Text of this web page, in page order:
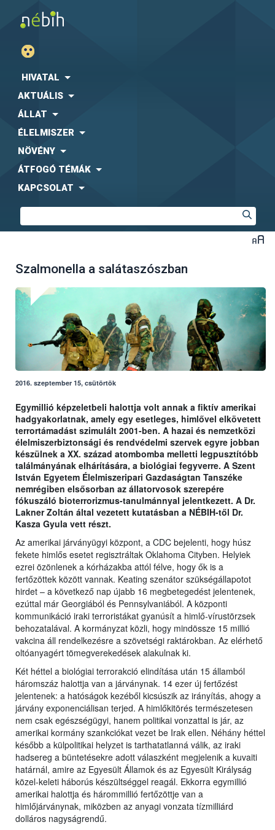
HIVATAL
AKTUÁLIS
ÁLLAT
ÉLELMISZER
NÖVÉNY
ÁTFOGÓ TÉMÁK
KAPCSOLAT
Szalmonella a salátaszószban
2016. szeptember 15, csütörtök
Egymillió képzeletbeli halottja volt annak a fiktív amerikai
hadgyakorlatnak, amely egy esetleges, himlővel elkövetett
terrortámadást szimulált 2001-ben. A hazai és nemzetközi
élelmiszerbiztonsági és rendvédelmi szervek egyre jobban
készülnek a XX. század atombomba melletti legpusztítóbb
találmányának elhárítására, a biológiai fegyverre. A Szent
István Egyetem Élelmiszeripari Gazdaságtan Tanszéke
nemrégiben elsősorban az állatorvosok szerepére
fókuszáló bioterrorizmus-tanulmánnyal jelentkezett. A Dr.
Lakner Zoltán által vezetett kutatásban a NÉBIH-től Dr.
Kasza Gyula vett részt.
Az amerikai járványügyi központ, a CDC bejelenti, hogy húsz
fekete himlős esetet regisztráltak Oklahoma Cityben. Helyiek
ezrei özönlenek a kórházakba attól félve, hogy ők is a
fertőzöttek között vannak. Keating szenátor szükségállapotot
hirdet – a következő nap újabb 16 megbetegedést jelentenek,
ezúttal már Georgiából és Pennsylvaniából. A központi
kommunikáció iraki terroristákat gyanúsít a himlő-vírustörzsek
behozatalával. A kormányzat közli, hogy mindössze 15 millió
vakcina áll rendelkezésre a szövetségi raktárokban. Az elérhető
oltóanyagért tömegverekedések alakulnak ki.
Két héttel a biológiai terrorakció elindítása után 15 államból
háromszáz halottja van a járványnak. 14 ezer új fertőzést
jelentenek: a hatóságok kezéből kicsúszik az irányítás, ahogy a
járvány exponenciálisan terjed. A himlőkitörés természetesen
nem csak egészségügyi, hanem politikai vonzattal is jár, az
amerikai kormány szankciókat vezet be Irak ellen. Néhány héttel
később a külpolitikai helyzet is tarthatatlanná válik, az iraki
hadsereg a büntetésekre adott válaszként megjelenik a kuvaiti
határnál, amire az Egyesült Államok és az Egyesült Királyság
közel-keleti háborús készültséggel reagál. Ekkorra egymillió
amerikai halottja és hárommillió fertőzöttje van a
himlőjárványnak, miközben az anyagi vonzata tízmilliárd
dolláros nagyságrendű.